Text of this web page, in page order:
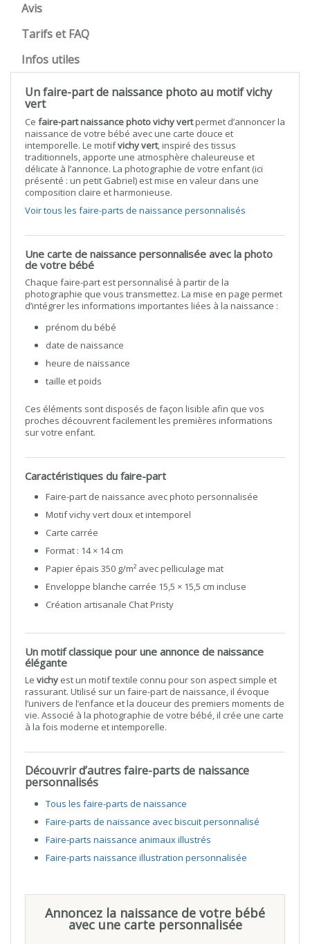
Avis
Tarifs et FAQ
Infos utiles
Un faire-part de naissance photo au motif vichy
vert
Ce faire-part naissance photo vichy vertpermet d’annoncer la
naissance de votre bébé avec une carte douce et
intemporelle. Le motifvichy vert, inspiré des tissus
traditionnels, apporte une atmosphère chaleureuse et
délicate à l’annonce. La photographie de votre enfant (ici
présenté : un petit Gabriel) est mise en valeur dans une
composition claire et harmonieuse.
Voir tous les faire-parts de naissance personnalisés
Une carte de naissance personnalisée avec la photo
de votre bébé
Chaque faire-part est personnalisé à partir de la
photographie que vous transmettez. La mise en page permet
d’intégrer les informations importantes liées à la naissance :
prénom du bébé
date de naissance
heure de naissance
taille et poids
Ces éléments sont disposés de façon lisible afin que vos
proches découvrent facilement les premières informations
sur votre enfant.
Caractéristiques du faire-part
Faire-part de naissance avec photo personnalisée
Motif vichy vert doux et intemporel
Carte carrée
Format : 14 × 14 cm
Papier épais 350 g/m² avec pelliculage mat
Enveloppe blanche carrée 15,5 × 15,5 cm incluse
Création artisanale Chat Pristy
Un motif classique pour une annonce de naissance
élégante
Le vichy est un motif textile connu pour son aspect simple et
rassurant. Utilisé sur un faire-part de naissance, il évoque
l’univers de l’enfance et la douceur des premiers moments de
vie. Associé à la photographie de votre bébé, il crée une carte
à la fois moderne et intemporelle.
Découvrir d’autres faire-parts de naissance
personnalisés
Tous les faire-parts de naissance
Faire-parts de naissance avec biscuit personnalisé
Faire-parts naissance animaux illustrés
Faire-parts naissance illustration personnalisée
Annoncez la naissance de votre bébé
avec une carte personnalisée